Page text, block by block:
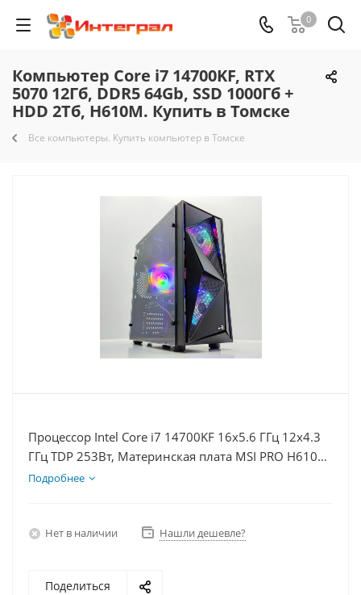
0
Компьютер Core i7 14700KF, RTX
5070 12Гб, DDR5 64Gb, SSD 1000Гб +
HDD 2Тб, H610M. Купить в Томске
Все компьютеры. Купить компьютер в Томске
Процессор Intel Core i7 14700KF 16x5.6 ГГц 12x4.3
ГГц TDP 253Вт, Материнская плата MSI PRO H610M-
E D5, Видеокарта RTX 5070 12Гб, Память
Подробнее
Нет в наличии Нашли дешевле?
Поделиться